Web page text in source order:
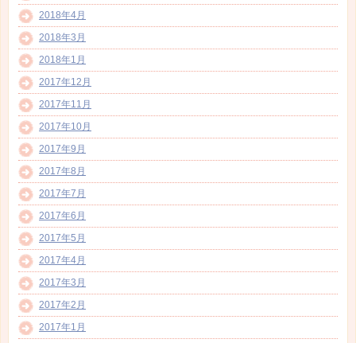
2018年4月
2018年3月
2018年1月
2017年12月
2017年11月
2017年10月
2017年9月
2017年8月
2017年7月
2017年6月
2017年5月
2017年4月
2017年3月
2017年2月
2017年1月